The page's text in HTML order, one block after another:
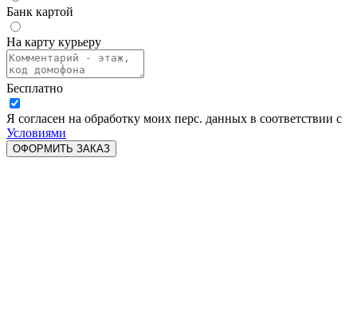
Банк картой
На карту курьеру
Бесплатно
Я согласен на обработку моих перс. данных в соответствии с
Условиями
ОФОРМИТЬ ЗАКАЗ